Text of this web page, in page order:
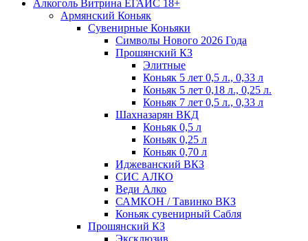
Алкоголь Витрина ЕГАИС 18+
Армянский Коньяк
Сувенирные Коньяки
Символы Нового 2026 Года
Прошянский КЗ
Элитные
Коньяк 5 лет 0,5 л., 0,33 л
Коньяк 5 лет 0,18 л., 0,25 л.
Коньяк 7 лет 0,5 л., 0,33 л
Шахназарян ВКД
Коньяк 0,5 л
Коньяк 0,25 л
Коньяк 0,70 л
Иджеванский ВКЗ
СИС АЛКО
Веди Алко
САМКОН / Тавинко ВКЗ
Коньяк сувенирный Сабля
Прошянский КЗ
Эксклюзив